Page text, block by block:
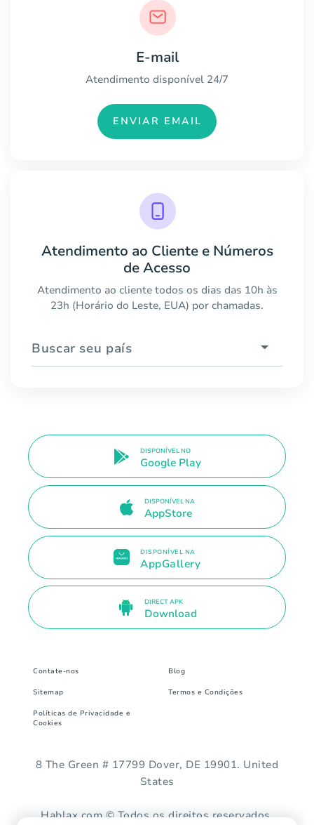
E-mail
Atendimento disponível 24/7
ENVIAR EMAIL
Atendimento ao Cliente e Números
de Acesso
Atendimento ao cliente todos os dias das 10h às
23h (Horário do Leste, EUA) por chamadas.
Buscar seu país
DISPONÍVEL NO
Google Play
DISPONÍVEL NA
AppStore
DISPONÍVEL NA
AppGallery
DIRECT APK
Download
Contate-nos Blog
Sitemap Termos e Condições
Políticas de Privacidade e
Cookies
8 The Green # 17799 Dover, DE 19901. United
States
Hablax.com © Todos os direitos reservados.